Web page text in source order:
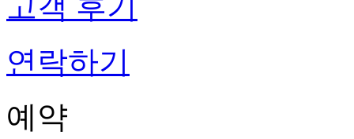
연락하기
예약